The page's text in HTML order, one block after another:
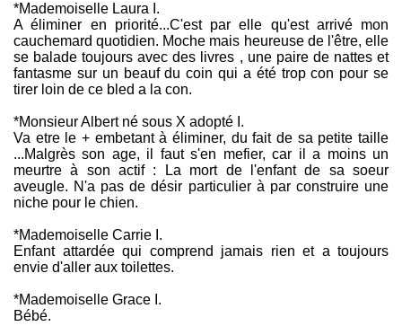
*Mademoiselle Laura I.
A éliminer en priorité...C'est par elle qu'est arrivé mon
cauchemard quotidien. Moche mais heureuse de l'être, elle
se balade toujours avec des livres , une paire de nattes et
fantasme sur un beauf du coin qui a été trop con pour se
tirer loin de ce bled a la con.
*Monsieur Albert né sous X adopté I.
Va etre le + embetant à éliminer, du fait de sa petite taille
...Malgrès son age, il faut s'en mefier, car il a moins un
meurtre à son actif : La mort de l'enfant de sa soeur
aveugle. N'a pas de désir particulier à par construire une
niche pour le chien.
*Mademoiselle Carrie I.
Enfant attardée qui comprend jamais rien et a toujours
envie d'aller aux toilettes.
*Mademoiselle Grace I.
Bébé.